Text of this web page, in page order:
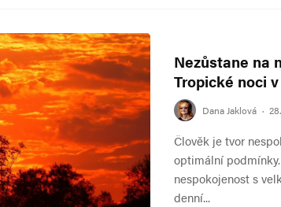
Nezůstane na
Tropické noci
Dana Jaklová ·
Člověk je tvor
optimální
nespokojenost s
denní...